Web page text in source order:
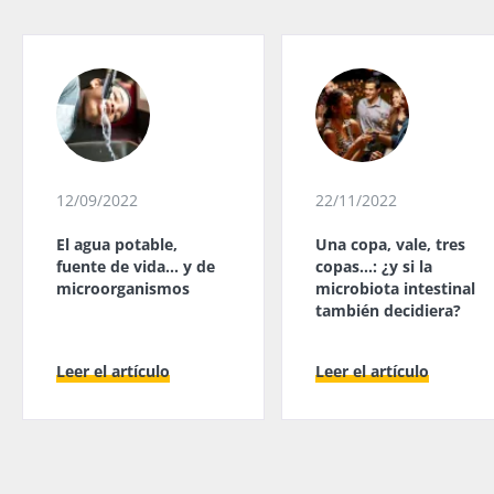
12/09/2022
El agua potable,
fuente de vida... y de
microorganismos
Leer el artículo
22/11/2022
Una copa, vale, tres
copas…: ¿y si la
microbiota intestinal
también decidiera?
Leer el artículo